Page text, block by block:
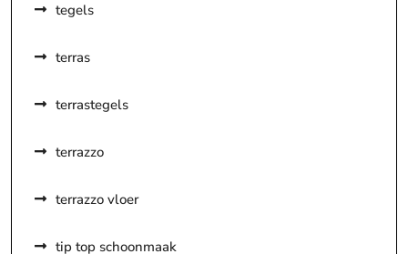
tegels
terras
terrastegels
terrazzo
terrazzo vloer
tip top schoonmaak